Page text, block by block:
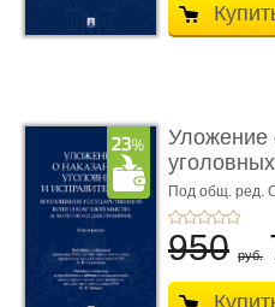
Уложение
Под общ. ред.
науч. ред. и
А.И.
950 руб.